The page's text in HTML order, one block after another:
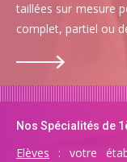
taillées sur mesure
complet, partiel ou
Nos Spécialités de
Elèves : votre